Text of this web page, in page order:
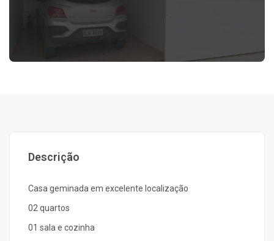
Descrição
Casa geminada em excelente localização
02 quartos
01 sala e cozinha